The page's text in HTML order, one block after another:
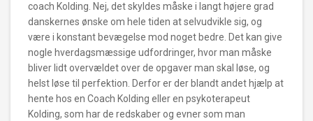
coach Kolding. Nej, det skyldes måske i langt højere grad
danskernes ønske om hele tiden at selvudvikle sig, og
være i konstant bevægelse mod noget bedre. Det kan give
nogle hverdagsmæssige udfordringer, hvor man måske
bliver lidt overvældet over de opgaver man skal løse, og
helst løse til perfektion. Derfor er der blandt andet hjælp at
hente hos en Coach Kolding eller en psykoterapeut
Kolding, som har de redskaber og evner som man